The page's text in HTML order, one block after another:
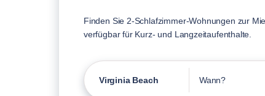
Finden Sie 2-Schlafzimmer-Wohnungen zur
verfügbar für Kurz- und Langzeitaufenthalte.
Virginia Beach Wann?